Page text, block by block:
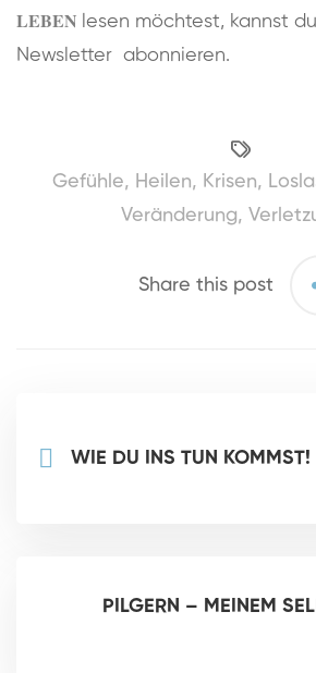
LEBEN lesen möchtest, kannst
Newsletter abonnieren.
Gefühle, Heilen, Krisen,
Veränderung,
Share this post
WIE DU INS TUN KOMMST!
PILGERN – MEINEM